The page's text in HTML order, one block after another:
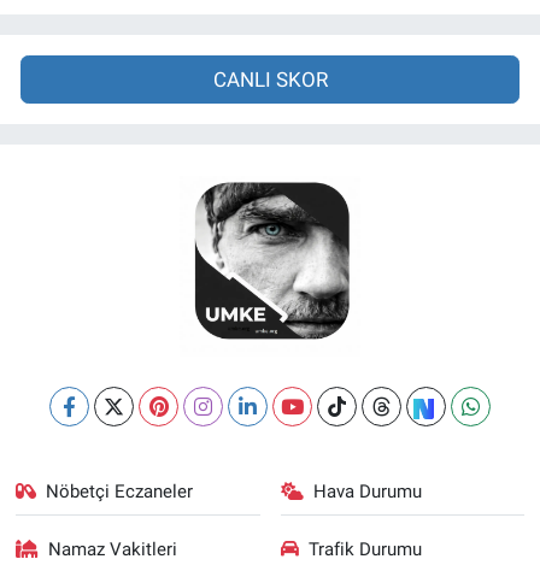
CANLI SKOR
Nöbetçi Eczaneler Hava Durumu
Namaz Vakitleri Trafik Durumu